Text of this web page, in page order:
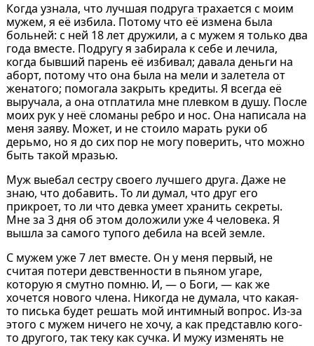
Когда узнала, что лучшая подруга трахается с моим
мужем, я её избила. Потому что её измена была
больней: с ней 18 лет дружили, а с мужем я только два
года вместе. Подругу я забирала к себе и лечила,
когда бывший парень её избивал; давала деньги на
аборт, потому что она была на мели и залетела от
женатого; помогала закрыть кредиты. Я всегда её
выручала, а она отплатила мне плевком в душу. После
моих рук у неё сломаны ребро и нос. Она написала на
меня заяву. Может, и не стоило марать руки об
дерьмо, но я до сих пор не могу поверить, что можно
быть такой мразью.
Муж выебал сестру своего лучшего друга. Даже не
знаю, что добавить. То ли думал, что друг его
прикроет, то ли что девка умеет хранить секреты.
Мне за 3 дня об этом доложили уже 4 человека. Я
вышла за самого тупого дебила на всей земле.
С мужем уже 7 лет вместе. Он у меня первый, не
считая потери девственности в пьяном угаре,
которую я смутно помню. И, — о Боги, — как же
хочется нового члена. Никогда не думала, что какая-
то писька будет решать мой интимный вопрос. Из-за
этого с мужем ничего не хочу, а как представлю кого-
то другого, так теку как сучка. И мужу изменять не